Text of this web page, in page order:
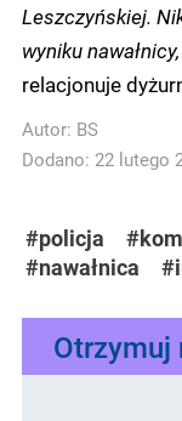
Leszczyńskiej.
wyniku
relacjonuje
Autor: BS
Dodano: 22 lutego
#policja
#nawałnica
Otrzymuj